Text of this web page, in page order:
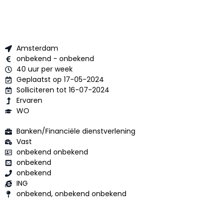
Amsterdam
onbekend - onbekend
40 uur per week
Geplaatst op 17-05-2024
Solliciteren tot 16-07-2024
Ervaren
WO
Banken/Financiële dienstverlening
Vast
onbekend onbekend
onbekend
onbekend
ING
onbekend, onbekend onbekend